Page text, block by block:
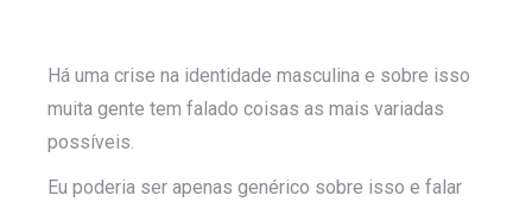
Há uma crise na identidade masculina e sobre isso
muita gente tem falado coisas as mais variadas
possíveis.
Eu poderia ser apenas genérico sobre isso e falar